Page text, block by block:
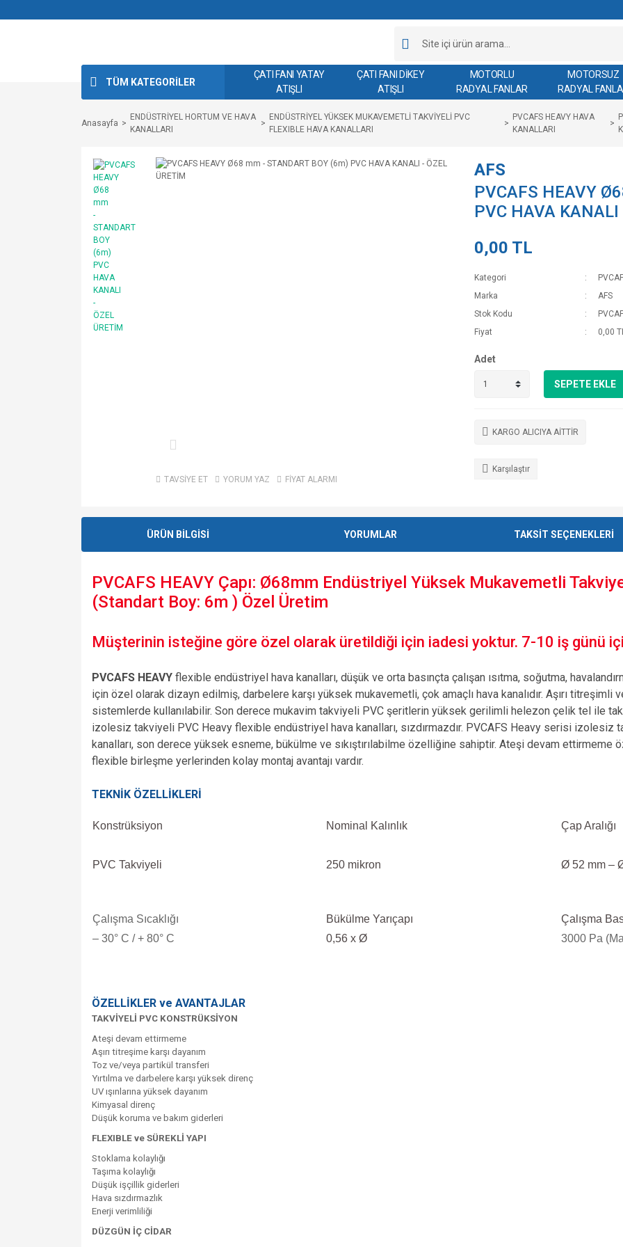
TÜM KATEGORİLER
ÇATI FANI YATAY
ATIŞLI
ÇATI FANI DİKEY
ATIŞLI
MOTORLU
RADYAL FANLAR
MOTORSUZ
RADYAL
Anasayfa
ENDÜSTRİYEL HORTUM VE HAVA
KANALLARI
ENDÜSTRİYEL YÜKSEK MUKAVEMETLİ TAKVİYELİ PVC
FLEXIBLE HAVA KANALLARI
PVCAFS HEAVY HAVA
KANALLARI
TAVSİYE ET YORUM YAZ FİYAT ALARMI
AFS
PVCAFS HEAVY
PVC HAVA
0,00 TL
Kategori
Marka
AFS
Stok Kodu
Fiyat
0,00
Adet
SEPETE EKLE
KARGO ALICIYA AİTTİR
Karşılaştır
ÜRÜN BİLGİSİ YORUMLAR TAKSİT SEÇENEKLERİ
PVCAFS HEAVY Çapı: Ø68mm Endüstriyel Yüksek Mukavemetli
(Standart Boy: 6m ) Özel Üretim
Müşterinin isteğine göre özel olarak üretildiği için iadesi yoktur. 7-10 iş günü
PVCAFS HEAVY flexible endüstriyel hava kanalları, düşük ve orta basınçta çalışan ısıtma, soğutma,
için özel olarak dizayn edilmiş, darbelere karşı yüksek mukavemetli, çok amaçlı hava kanalıdır. Aşırı
sistemlerde kullanılabilir. Son derece mukavim takviyeli PVC şeritlerin yüksek gerilimli helezon çelik tel ile
izolesiz takviyeli PVC Heavy flexible endüstriyel hava kanalları, sızdırmazdır. PVCAFS Heavy serisi
kanalları, son derece yüksek esneme, bükülme ve sıkıştırılabilme özelliğine sahiptir. Ateşi devam ettirmeme
flexible birleşme yerlerinden kolay montaj avantajı vardır.
TEKNİK ÖZELLİKLERİ
Konstrüksiyon
PVC Takviyeli
Nominal Kalınlık
250 mikron
Çap Aralığı
Ø 52 mm –
Çalışma Sıcaklığı
– 30° C / + 80° C
Bükülme Yarıçapı
0,56 x Ø
Çalışma
3000 Pa
ÖZELLİKLER ve AVANTAJLAR
TAKVİYELİ PVC KONSTRÜKSİYON
Ateşi devam ettirmeme
Aşırı titreşime karşı dayanım
Toz ve/veya partikül transferi
Yırtılma ve darbelere karşı yüksek direnç
UV ışınlarına yüksek dayanım
Kimyasal direnç
Düşük koruma ve bakım giderleri
FLEXIBLE ve SÜREKLİ YAPI
Stoklama kolaylığı
Taşıma kolaylığı
Düşük işçillik giderleri
Hava sızdırmazlık
Enerji verimliliği
DÜZGÜN İÇ CİDAR